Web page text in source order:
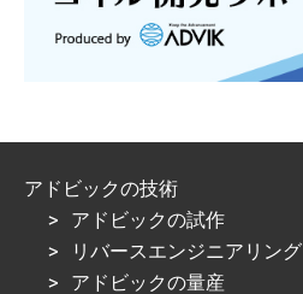
アドビックの技術
アドビックの試作
リバースエンジニアリング
アドビックの量産